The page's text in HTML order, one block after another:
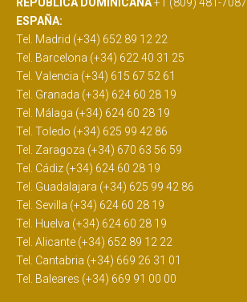
ESPAÑA:
Tel. Madrid (+34) 652 89 12 22
Tel. Barcelona (+34) 622 40 31 25
Tel. Valencia (+34) 615 67 52 61
Tel. Granada (+34) 624 60 28 19
Tel. Málaga (+34) 624 60 28 19
Tel. Toledo (+34) 625 99 42 86
Tel. Zaragoza (+34) 670 63 56 59
Tel. Cádiz (+34) 624 60 28 19
Tel. Guadalajara (+34) 625 99 42 86
Tel. Sevilla (+34) 624 60 28 19
Tel. Huelva (+34) 624 60 28 19
Tel. Alicante (+34) 652 89 12 22
Tel. Cantabria (+34) 669 26 31 01
Tel. Baleares (+34) 669 91 00 00